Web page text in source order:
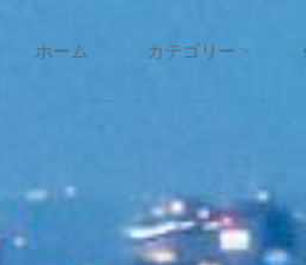
ホーム カテゴリー